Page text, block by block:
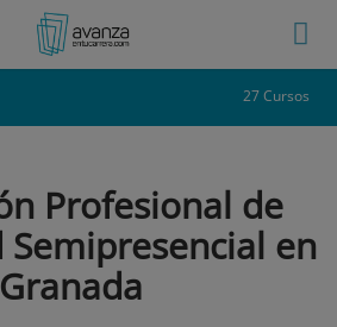
27 Cursos
Profesional de
en
Granada